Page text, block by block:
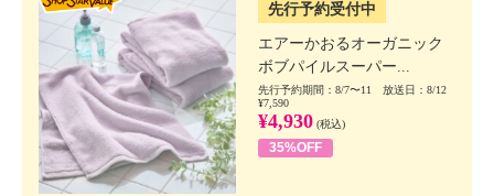
先行予約受付中
エアーかおるオーガニック
ボブパイルスーパー...
先行予約期間：8/7〜11 放送日：8/12
¥7,590
¥4,930 (税込)
35%OFF